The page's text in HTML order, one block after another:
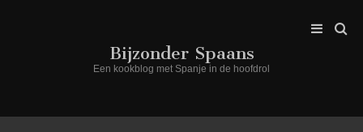
Bijzonder Spaans
Een kookblog met Spanje in de hoofdrol